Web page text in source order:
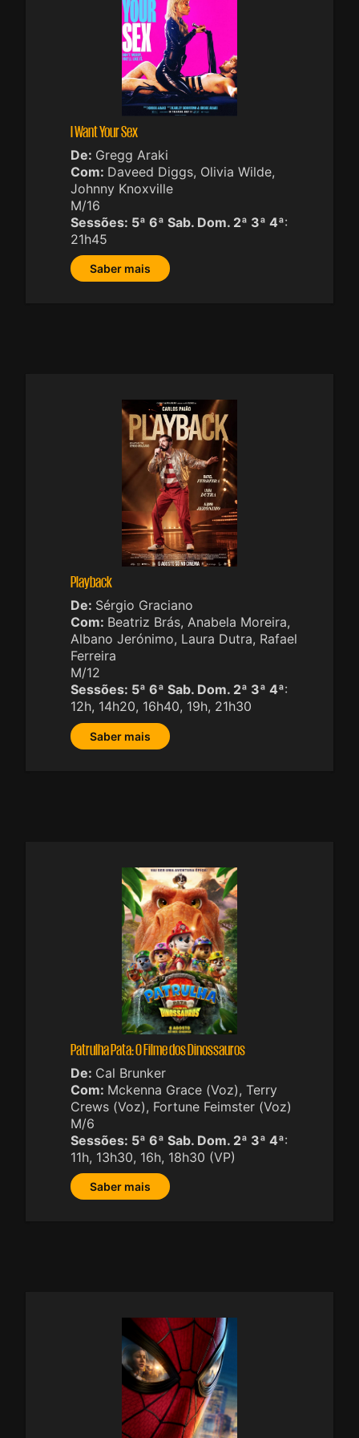
I Want Your Sex
De: Gregg Araki
Com: Daveed Diggs, Olivia Wilde,
Johnny Knoxville
M/16
Sessões: 5ª 6ª Sab. Dom. 2ª 3ª 4ª:
21h45
Saber mais
Playback
De: Sérgio Graciano
Com: Beatriz Brás, Anabela Moreira,
Albano Jerónimo, Laura Dutra, Rafael
Ferreira
M/12
Sessões: 5ª 6ª Sab. Dom. 2ª 3ª 4ª:
12h, 14h20, 16h40, 19h, 21h30
Saber mais
Patrulha Pata: O Filme dos Dinossauros
De: Cal Brunker
Com: Mckenna Grace (Voz), Terry
Crews (Voz), Fortune Feimster (Voz)
M/6
Sessões: 5ª 6ª Sab. Dom. 2ª 3ª 4ª:
11h, 13h30, 16h, 18h30 (VP)
Saber mais